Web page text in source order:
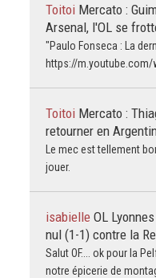
Toitoi Mercato :
Arsenal, l'OL se
"Paulo Fonseca : La
https://m.youtube.com/
Toitoi Mercato :
retourner en
Le mec est tellement
jouer.
isabielle OL
nul (1-1) contre la
Salut OF.... ok pour la
notre épicerie de